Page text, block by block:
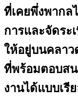
ที่เคยพึ่งพากล
การและจัดระ
ให้อยู่บนคลาว
ที่พร้อมตอบสน
งานได้แบบเรี